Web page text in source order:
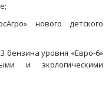
нового детского
бензина уровня «Евро-6»
и экологическими